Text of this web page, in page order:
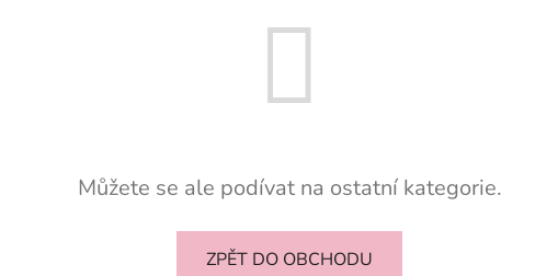
Můžete se ale podívat na ostatní kategorie.
ZPĚT DO OBCHODU